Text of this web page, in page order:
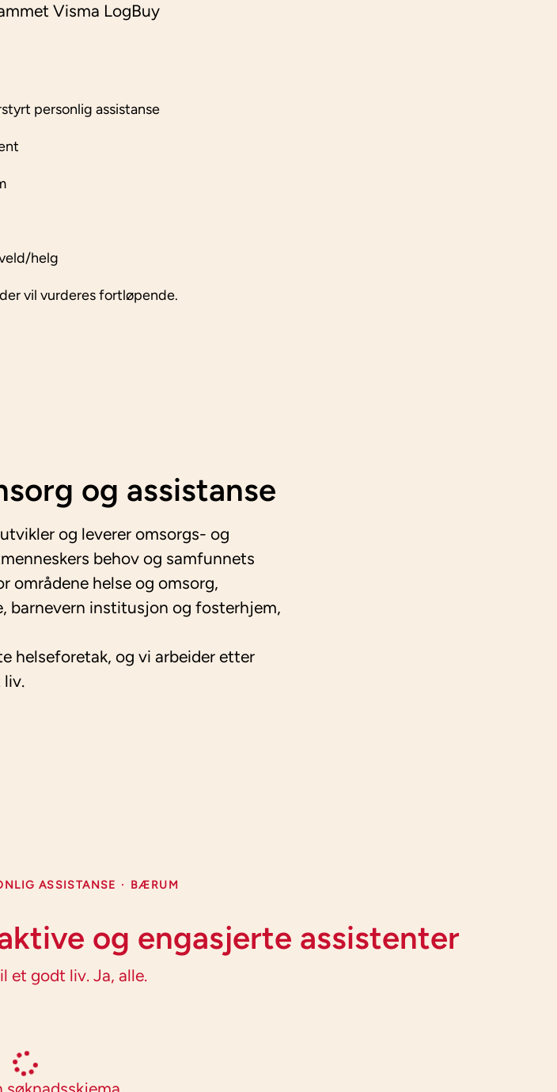
Visma LogBuy
personlig assistanse
helg
vil vurderes fortløpende.
og assistanse
og leverer omsorgs- og
behov og samfunnets
områdene helse og omsorg,
barnevern institusjon og fosterhjem,
helseforetak, og vi arbeider etter
liv.
ASSISTANSE · BÆRUM
og engasjerte assistenter
et godt liv. Ja, alle.